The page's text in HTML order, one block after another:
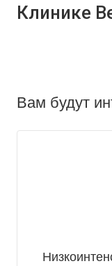
Клинике
Вам будут